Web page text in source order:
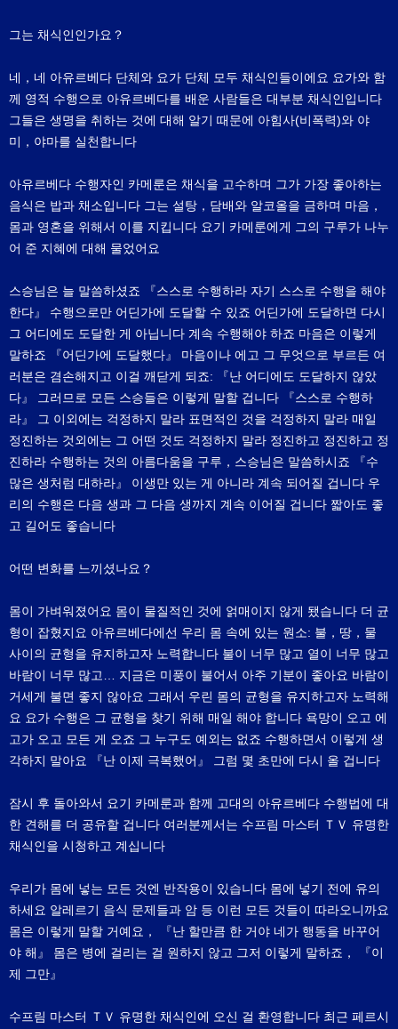
그는 채식인인가요？
네，네 아유르베다 단체와 요가 단체 모두 채식인들이에요 요가와 함
께 영적 수행으로 아유르베다를 배운 사람들은 대부분 채식인입니다
그들은 생명을 취하는 것에 대해 알기 때문에 아힘사(비폭력)와 야
미，야마를 실천합니다
아유르베다 수행자인 카메룬은 채식을 고수하며 그가 가장 좋아하는
음식은 밥과 채소입니다 그는 설탕，담배와 알코올을 금하며 마음，
몸과 영혼을 위해서 이를 지킵니다 요기 카메룬에게 그의 구루가 나누
어 준 지혜에 대해 물었어요
스승님은 늘 말씀하셨죠 『스스로 수행하라 자기 스스로 수행을 해야
한다』 수행으로만 어딘가에 도달할 수 있죠 어딘가에 도달하면 다시
그 어디에도 도달한 게 아닙니다 계속 수행해야 하죠 마음은 이렇게
말하죠 『어딘가에 도달했다』 마음이나 에고 그 무엇으로 부르든 여
러분은 겸손해지고 이걸 깨닫게 되죠: 『난 어디에도 도달하지 않았
다』 그러므로 모든 스승들은 이렇게 말할 겁니다 『스스로 수행하
라』 그 이외에는 걱정하지 말라 표면적인 것을 걱정하지 말라 매일
정진하는 것외에는 그 어떤 것도 걱정하지 말라 정진하고 정진하고 정
진하라 수행하는 것의 아름다움을 구루，스승님은 말씀하시죠 『수
많은 생처럼 대하라』 이생만 있는 게 아니라 계속 되어질 겁니다 우
리의 수행은 다음 생과 그 다음 생까지 계속 이어질 겁니다 짧아도 좋
고 길어도 좋습니다
어떤 변화를 느끼셨나요？
몸이 가벼워졌어요 몸이 물질적인 것에 얽매이지 않게 됐습니다 더 균
형이 잡혔지요 아유르베다에선 우리 몸 속에 있는 원소: 불，땅，물
사이의 균형을 유지하고자 노력합니다 불이 너무 많고 열이 너무 많고
바람이 너무 많고… 지금은 미풍이 불어서 아주 기분이 좋아요 바람이
거세게 불면 좋지 않아요 그래서 우린 몸의 균형을 유지하고자 노력해
요 요가 수행은 그 균형을 찾기 위해 매일 해야 합니다 욕망이 오고 에
고가 오고 모든 게 오죠 그 누구도 예외는 없죠 수행하면서 이렇게 생
각하지 말아요 『난 이제 극복했어』 그럼 몇 초만에 다시 올 겁니다
잠시 후 돌아와서 요기 카메룬과 함께 고대의 아유르베다 수행법에 대
한 견해를 더 공유할 겁니다 여러분께서는 수프림 마스터 ＴＶ 유명한
채식인을 시청하고 계십니다
우리가 몸에 넣는 모든 것엔 반작용이 있습니다 몸에 넣기 전에 유의
하세요 알레르기 음식 문제들과 암 등 이런 모든 것들이 따라오니까요
몸은 이렇게 말할 거예요， 『난 할만큼 한 거야 네가 행동을 바꾸어
야 해』 몸은 병에 걸리는 걸 원하지 않고 그저 이렇게 말하죠， 『이
제 그만』
수프림 마스터 ＴＶ 유명한 채식인에 오신 걸 환영합니다 최근 페르시